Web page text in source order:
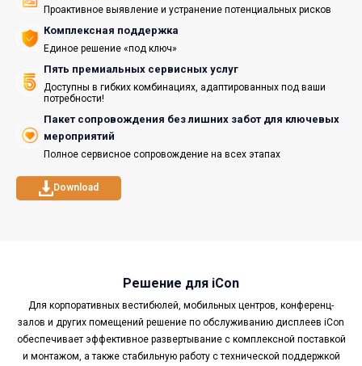
Проактивное выявление и устранение потенциальных рисков
Комплексная поддержка
Единое решение «под ключ»
Пять премиальных сервисных услуг
Доступны в гибких комбинациях, адаптированных под ваши
потребности!
Пакет сопровождения без лишних забот для ключевых
мероприятий
Полное сервисное сопровождение на всех этапах
Download
Решение для iCon
Для корпоративных вестибюлей, мобильных центров, конференц-
залов и других помещений решение по обслуживанию дисплеев iCon
обеспечивает эффективное развертывание с комплексной поставкой
и монтажом, а также стабильную работу с технической поддержкой